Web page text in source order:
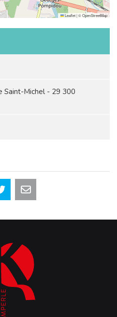
Leaflet|©OpenStreetMap
Saint-Michel - 29 300